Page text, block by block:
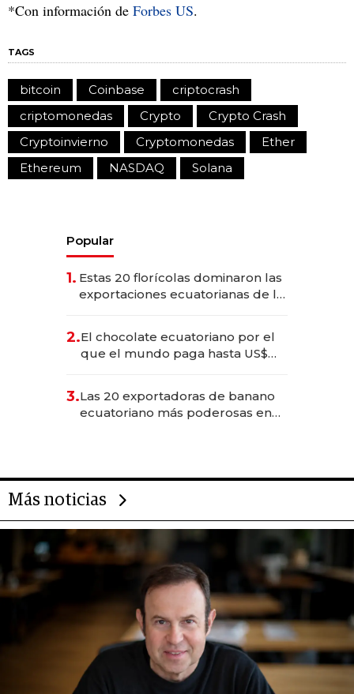
*Con información de Forbes US.
TAGS
bitcoin Coinbase
criptocrash
criptomonedas
Crypto
Crypto Crash
Cryptoinvierno
Cryptomonedas
Ether
Ethereum
NASDAQ Solana
Popular
1. Estas 20 florícolas dominaron las
exportaciones ecuatorianas de la
2.El chocolate ecuatoriano por el
que el mundo paga hasta US$
3.Las 20 exportadoras de banano
ecuatoriano más poderosas en
Más noticias